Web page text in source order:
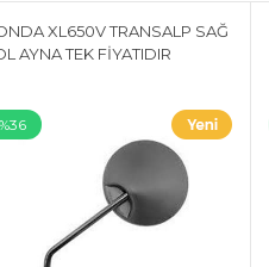
XL650V TRANSALP SAĞ
AYNA TEK FİYATIDIR
%36